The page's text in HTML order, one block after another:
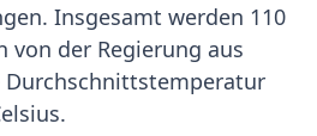
Insgesamt werden 110
von der Regierung aus
Durchschnittstemperatur